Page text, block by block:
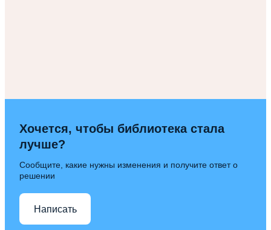
Хочется, чтобы библиотека стала
лучше?
Сообщите, какие нужны изменения и получите ответ о
решении
Написать